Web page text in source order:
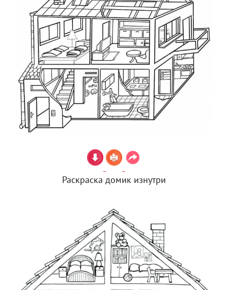
Раскраска домик изнутри